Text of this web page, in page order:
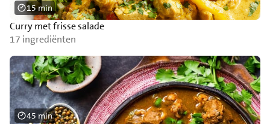
Curry met frisse salade
17 ingrediënten
15 min
45 min